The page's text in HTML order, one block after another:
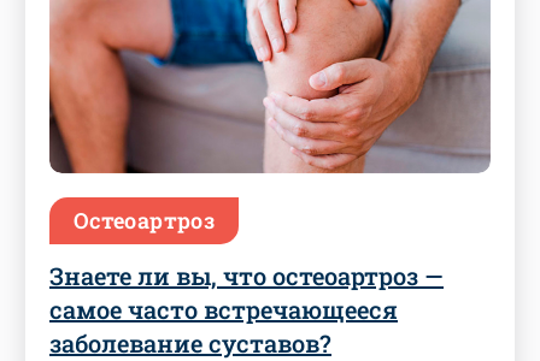
Остеоартроз
Знаете ли вы, что остеоартроз —
самое часто встречающееся
заболевание суставов?